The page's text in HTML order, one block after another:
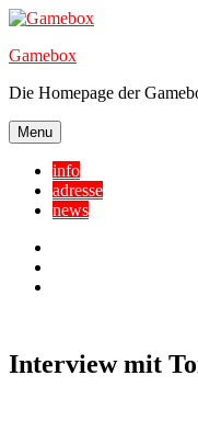
Skip
content
Gamebox
Die Homepage der
Menu
info
adresse
news
Interview mit